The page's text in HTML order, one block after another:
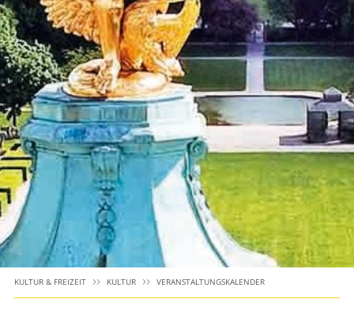
KULTUR & FREIZEIT KULTUR VERANSTALTUNGSKALENDER